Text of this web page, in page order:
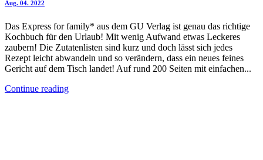
Aug. 04. 2022
Das Express for family* aus dem GU Verlag ist genau das richtige
Kochbuch für den Urlaub! Mit wenig Aufwand etwas Leckeres
zaubern! Die Zutatenlisten sind kurz und doch lässt sich jedes
Rezept leicht abwandeln und so verändern, dass ein neues feines
Gericht auf dem Tisch landet! Auf rund 200 Seiten mit einfachen...
Continue reading